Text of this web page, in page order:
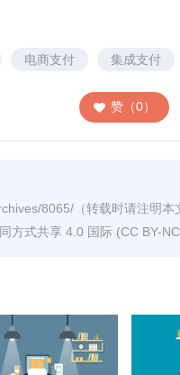
电商支付 集成支付
赞（0）
8065/ （转载时请注明本
方式共享 4.0 国际 (CC BY-